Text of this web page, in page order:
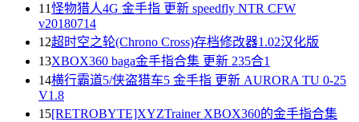
11怪物猎人4G 金手指 更新 speedfly NTR CFW
v20180714
12超时空之轮(Chrono Cross)存档修改器1.02汉化版
13XBOX360 baga金手指合集 更新 235合1
14横行霸道5/侠盗猎车5 金手指 更新 AURORA TU 0-25
V1.8
15[RETROBYTE]XYZTrainer XBOX360的金手指合集